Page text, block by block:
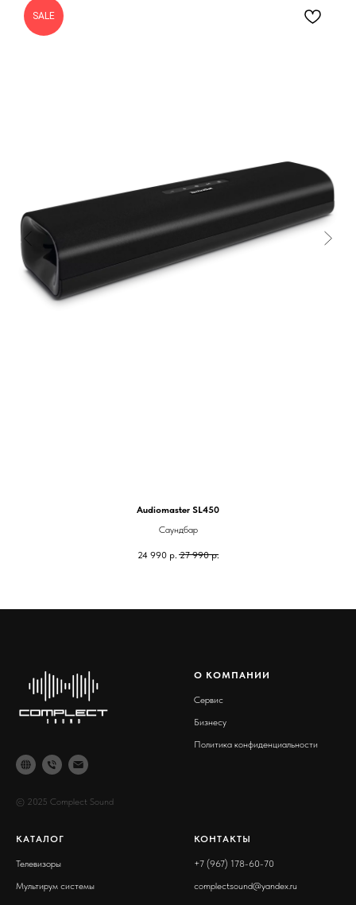
SALE
Audiomaster SL450
Саундбар
24 990 р. 27 990 р.
© 2025 Complect Sound
О КОМПАНИИ
Сервис
Бизнесу
Политика конфиденциальности
КАТАЛОГ
Телевизоры
Мультирум системы
КОНТАКТЫ
+7 (967) 178-60-70
complectsound@yandex.ru